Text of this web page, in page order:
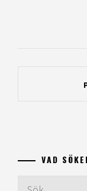
VAD
Sök